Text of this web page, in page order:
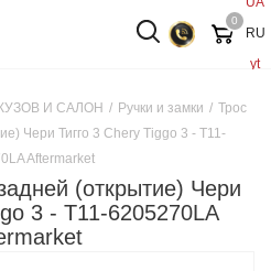
RU
yt
0
КУЗОВ И САЛОН / Ручки и замки / Трос
Чери Тигго 3 Chery Tiggo 3 - T11-
Aftermarket
(открытие) Чери
3 - T11-6205270LA